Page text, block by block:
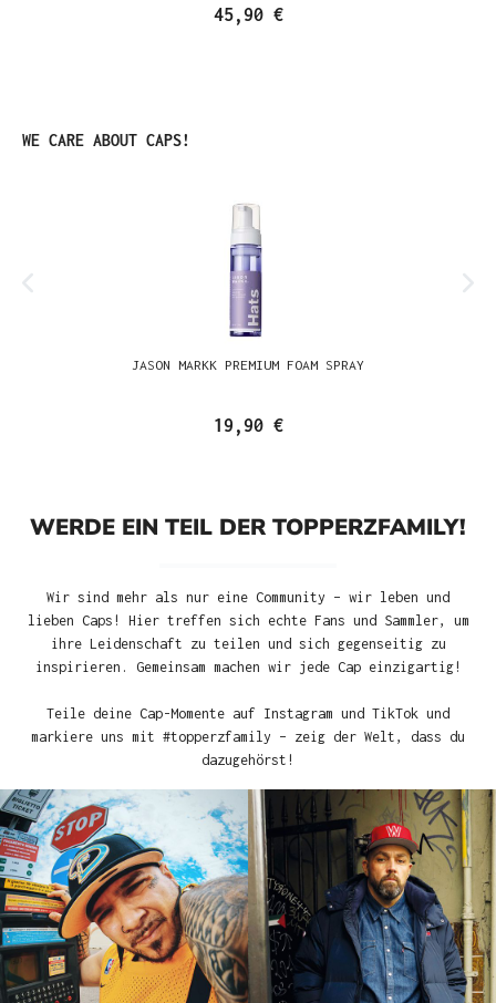
45,90 €
Produktgalerie überspringen
WE CARE ABOUT CAPS!
JASON MARKK PREMIUM FOAM SPRAY
19,90 €
WERDE EIN TEIL DER TOPPERZFAMILY!
Wir sind mehr als nur eine Community – wir leben und
lieben Caps! Hier treffen sich echte Fans und Sammler, um
ihre Leidenschaft zu teilen und sich gegenseitig zu
inspirieren. Gemeinsam machen wir jede Cap einzigartig!
Teile deine Cap-Momente auf Instagram und TikTok und
markiere uns mit #topperzfamily – zeig der Welt, dass du
dazugehörst!